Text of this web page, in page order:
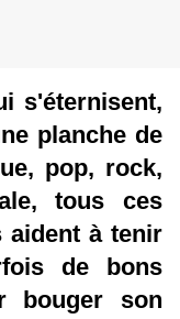
s'éternisent,
planche de
pop, rock,
tous ces
aident à tenir
de bons
bouger son